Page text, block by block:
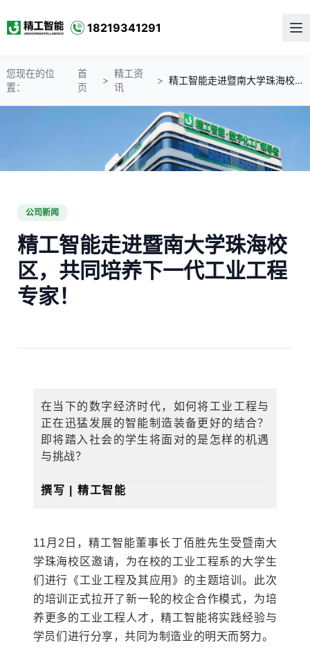
18219341291
您现在的位
置：
首
页
>
精工资
讯
> 精工智能走进暨南大学珠海校区，共同培养下一代工业工程专家！
公司新闻
精工智能走进暨南大学珠海校
区，共同培养下一代工业工程
专家！
在当下的数字经济时代，如何将工业工程与
正在迅猛发展的智能制造装备更好的结合？
即将踏入社会的学生将面对的是怎样的机遇
与挑战？
撰写 | 精工智能
11月2日，精工智能董事长丁佰胜先生受暨南大
学珠海校区邀请，为在校的工业工程系的大学生
们进行《工业工程及其应用》的主题培训。此次
的培训正式拉开了新一轮的校企合作模式，为培
养更多的工业工程人才，精工智能将实践经验与
学员们进行分享，共同为制造业的明天而努力。